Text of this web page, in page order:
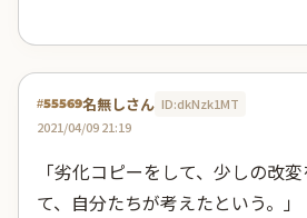
#55569名無しさん ID:dkNzk1MT
2021/04/09 21:19
「劣化コピーをして、少しの改
て、自分たちが考えたという。」